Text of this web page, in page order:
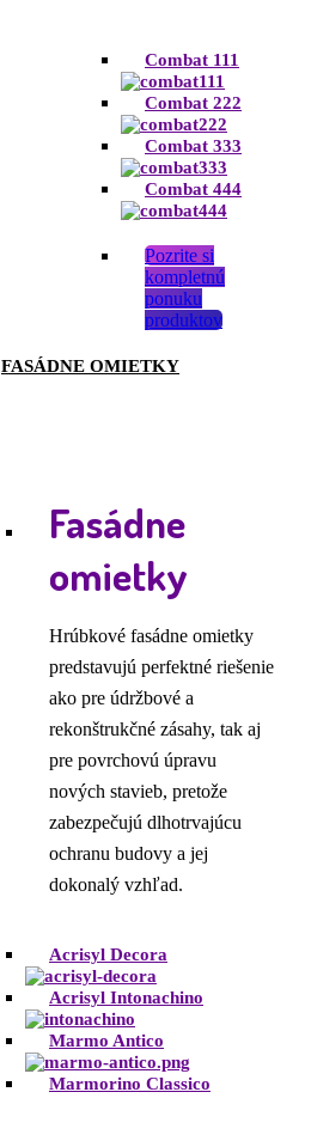
Combat 111
Combat 222
Combat 333
Combat 444
Pozrite si
kompletnú
ponuku
produktov
FASÁDNE OMIETKY
Fasádne
omietky
Hrúbkové fasádne omietky
predstavujú perfektné riešenie
ako pre údržbové a
rekonštrukčné zásahy, tak aj
pre povrchovú úpravu
nových stavieb, pretože
zabezpečujú dlhotrvajúcu
ochranu budovy a jej
dokonalý vzhľad.
Acrisyl Decora
Acrisyl Intonachino
Marmo Antico
Marmorino Classico